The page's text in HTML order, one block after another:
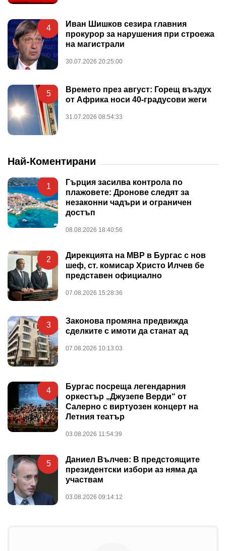
4
Иван Шишков сезира главния
прокурор за нарушения при строежа
на магистрали
30.07.2026 20:25:00
5
Времето през август: Горещ въздух
от Африка носи 40-градусови жеги
31.07.2026 08:54:33
Най-Коментирани
1
Гърция засилва контрола по
плажовете: Дронове следят за
незаконни чадъри и ограничен
достъп
08.08.2026 18:40:56
2
Дирекцията на МВР в Бургас с нов
шеф, ст. комисар Христо Илчев бе
представен официално
07.08.2026 15:28:36
3
Законова промяна предвижда
сделките с имоти да станат ад
07.08.2026 10:13:03
4
Бургас посреща легендарния
оркестър „Джузепе Верди“ от
Салерно с виртуозен концерт на
Летния театър
03.08.2026 11:54:39
5
Даниел Вълчев: В предстоящите
президентски избори аз няма да
участвам
03.08.2026 09:14:12